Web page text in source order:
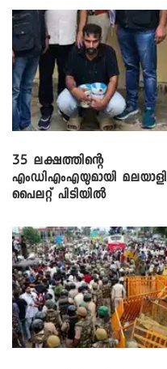
35 ലക്ഷത്തിന്റെ
എംഡിഎംഎയുമായി മലയാളി
പൈലറ്റ് പിടിയിൽ